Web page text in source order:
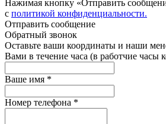
Нажимая кнопку «Отправить
с политикой конфиденциальности.
Отправить сообщение
Обратный звонок
Оставьте ваши координаты и наши
Вами в течение часа (в работчие часы
Ваше имя *
Номер телефона *